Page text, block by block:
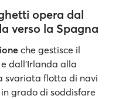
opera dal
verso la Spagna
che gestisce il
dall'Irlanda alla
svariata flotta di navi
grado di soddisfare